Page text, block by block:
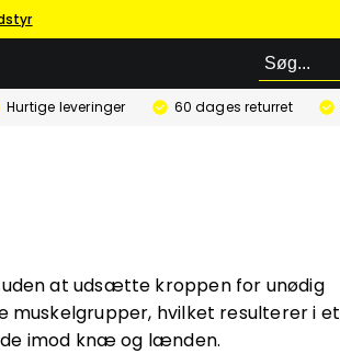
Hurtige leveringer 60 dages returret
at udsætte kroppen for unødig
hvilket resulterer i et
imod knæ og lænden.